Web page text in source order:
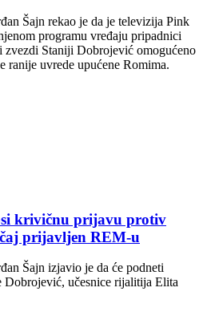
Šajn rekao je da je televizija Pink
programu vređaju pripadnici
zvezdi Staniji Dobrojević omogućeno
ranije uvrede upućene Romima.
krivičnu prijavu protiv
prijavljen REM-u
Šajn izjavio je da će podneti
učesnice rijalitija Elita